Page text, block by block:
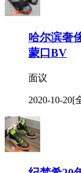
哈尔滨奢
蒙口BV
面议
2020-10-20[